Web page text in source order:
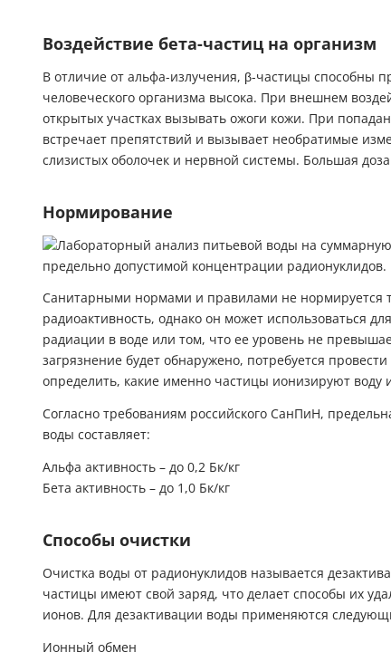
Воздействие бета-частиц на организм
В отличие от альфа-излучения, β-частицы способны
человеческого организма высока. При внешнем
открытых участках вызывать ожоги кожи. При
встречает препятствий и вызывает необратимые
слизистых оболочек и нервной системы. Большая
Нормирование
Санитарными нормами и правилами не нормируется
радиоактивность, однако он может использоваться
радиации в воде или том, что ее уровень не
загрязнение будет обнаружено, потребуется
определить, какие именно частицы ионизируют
Согласно требованиям российского СанПиН,
воды составляет:
Альфа активность – до 0,2 Бк/кг
Бета активность – до 1,0 Бк/кг
Способы очистки
Очистка воды от радионуклидов называется
частицы имеют свой заряд, что делает способы их
ионов. Для дезактивации воды применяются
Ионный обмен